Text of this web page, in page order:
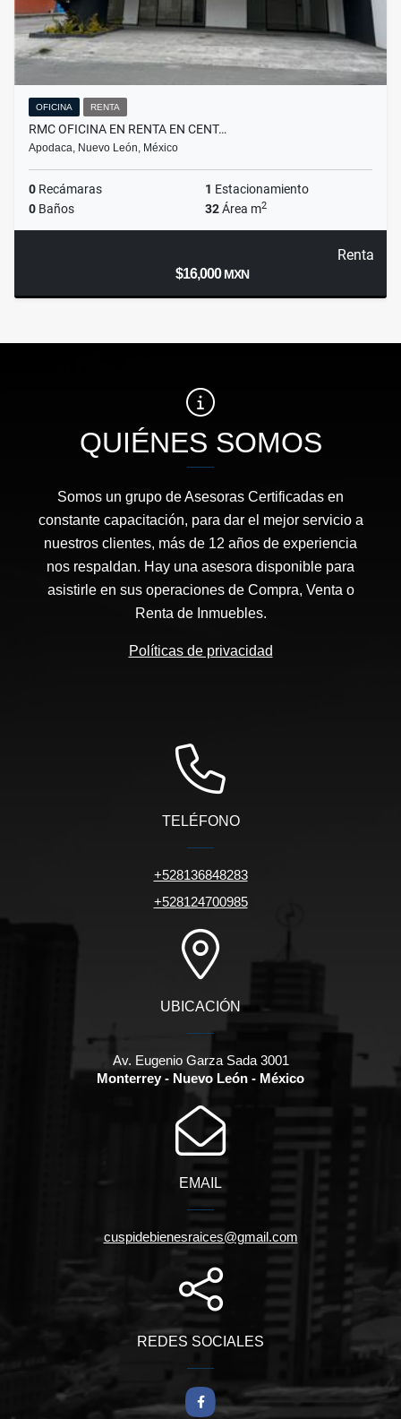
OFICINA RENTA
RMC OFICINA EN RENTA EN CENT…
Apodaca, Nuevo León, México
0 Recámaras 1 Estacionamiento
0 Baños 32Área m2
Renta
$16,000MXN
QUIÉNES SOMOS
Somos un grupo de Asesoras Certificadas en
constante capacitación, para dar el mejor servicio a
nuestros clientes, más de 12 años de experiencia
nos respaldan. Hay una asesora disponible para
asistirle en sus operaciones de Compra, Venta o
Renta de Inmuebles.
Políticas de privacidad
TELÉFONO
+528136848283
+528124700985
UBICACIÓN
Av. Eugenio Garza Sada 3001
Monterrey - Nuevo León - México
EMAIL
cuspidebienesraices@gmail.com
REDES SOCIALES
Facebook